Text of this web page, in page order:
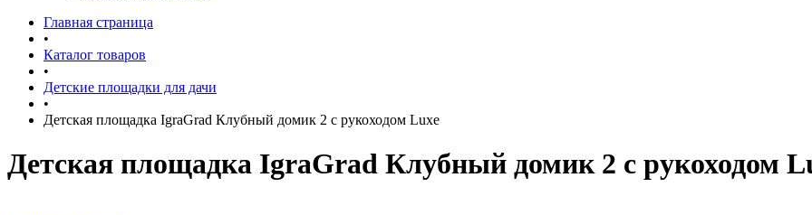
Главная страница
•
Каталог товаров
•
Детские площадки для дачи
•
Детская площадка IgraGrad Клубный домик 2 с рукоходом Luxe
Детская площадка IgraGrad Клубный домик 2 с рукоходом